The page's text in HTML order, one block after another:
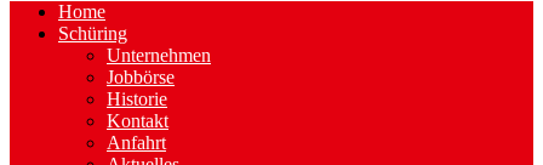
Home
Schüring
Unternehmen
Jobbörse
Historie
Kontakt
Anfahrt